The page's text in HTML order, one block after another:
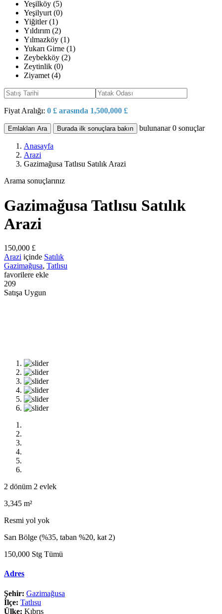
Yeşilköy (5)
Yeşilyurt (0)
Yiğitler (1)
Yıldırım (2)
Yılmazköy (1)
Yukarı Girne (1)
Zeybekköy (2)
Zeytinlik (0)
Ziyamet (4)
Fiyat Aralığı: 0 £ arasında 1,500,000 £
Emlakları Ara Burada ilk sonuçlara bakın bulunanar0 sonuçlar
Anasayfa
Arazi
Gazimağusa Tatlısu Satılık Arazi
Arama sonuçlarınız
Gazimağusa Tatlısu Satılık
Arazi
150,000 £
Arazi içinde Satılık
Gazimağusa, Tatlısu
favorilere ekle
209
Satışa Uygun
2 dönüm 2 evlek
3,345 m²
Resmi yol yok
Sarı Bölge (%35, taban %20, kat 2)
150,000 Stg Tümü
Adres
Şehir: Gazimağusa
İlçe: Tatlısu
Ülke: Kıbrıs